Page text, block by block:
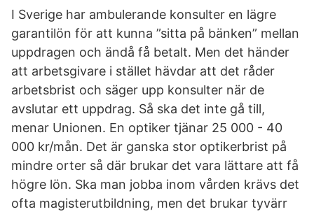
I Sverige har ambulerande konsulter en lägre
garantilön för att kunna ”sitta på bänken” mellan
uppdragen och ändå få betalt. Men det händer
att arbetsgivare i stället hävdar att det råder
arbetsbrist och säger upp konsulter när de
avslutar ett uppdrag. Så ska det inte gå till,
menar Unionen. En optiker tjänar 25 000 - 40
000 kr/mån. Det är ganska stor optikerbrist på
mindre orter så där brukar det vara lättare att få
högre lön. Ska man jobba inom vården krävs det
ofta magisterutbildning, men det brukar tyvärr